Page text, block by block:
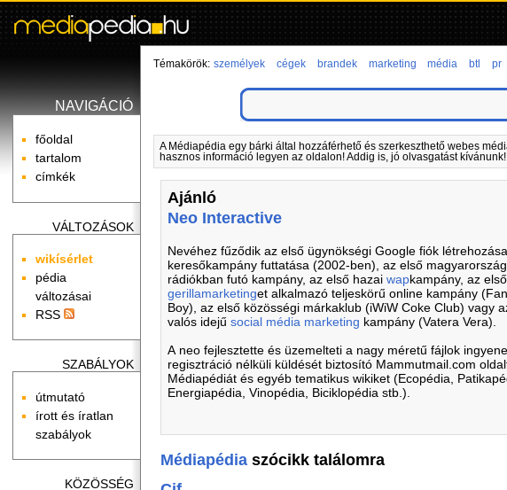
NAVIGÁCIÓ
főoldal
tartalom
címkék
VÁLTOZÁSOK
wikísérlet
pédia
változásai
RSS
SZABÁLYOK
útmutató
írott és íratlan
szabályok
KÖZÖSSÉG
Témakörök: személyek cégek brandek marketing média btl pr
A Médiapédia egy bárki által hozzáférhető és szerkeszthető webes
hasznos információ legyen az oldalon! Addig is, jó olvasgatást kívánunk!
Ajánló
Neo Interactive
Nevéhez fűződik az első ügynökségi Google fiók
keresőkampány futtatása (2002-ben), az első
rádiókban futó kampány, az első hazai wapkampány, az
gerillamarketinget alkalmazó teljeskörű online kampány
Boy), az első közösségi márkaklub (iWiW Coke Club) vagy
valós idejű social média marketing kampány (Vatera Vera).
A neo fejlesztette és üzemelteti a nagy méretű fájlok
regisztráció nélküli küldését biztosító Mammutmail.com
Médiapédiát és egyéb tematikus wikiket (Ecopédia,
Energiapédia, Vinopédia, Biciklopédia stb.).
Médiapédiaszócikk találomra